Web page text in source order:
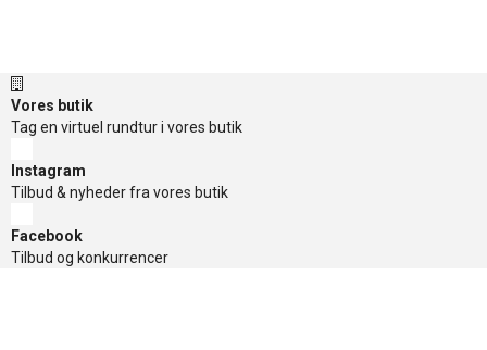
Vores butik
Tag en virtuel rundtur i vores butik
Instagram
Tilbud & nyheder fra vores butik
Facebook
Tilbud og konkurrencer